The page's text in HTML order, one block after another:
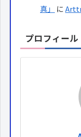
真」
に
プロフィール